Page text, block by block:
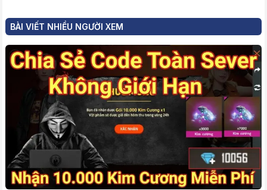
BÀI VIẾT NHIỀU NGƯỜI XEM